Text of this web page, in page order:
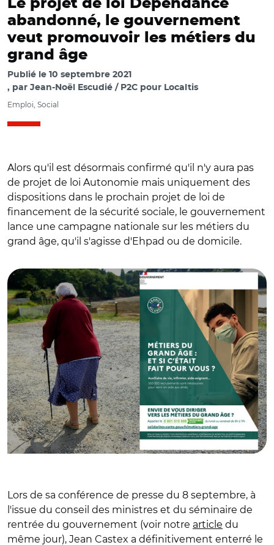
Le projet de loi Dépendance
abandonné, le gouvernement
veut promouvoir les métiers du
grand âge
Publié le 10 septembre 2021
par Jean-Noël Escudié / P2C pour Localtis
Emploi, Social
Alors qu'il est désormais confirmé qu'il n'y aura pas
de projet de loi Autonomie mais uniquement des
dispositions dans le prochain projet de loi de
financement de la sécurité sociale, le gouvernement
lance une campagne nationale sur les métiers du
grand âge, qu'il s'agisse d'Ehpad ou de domicile.
© DR avec Ministère des solidarités et de la santé et
Lors de sa conférence de presse du 8 septembre, à
l'issue du conseil des ministres et du séminaire de
rentrée du gouvernement (voir notre article du
même jour), Jean Castex a définitivement enterré le